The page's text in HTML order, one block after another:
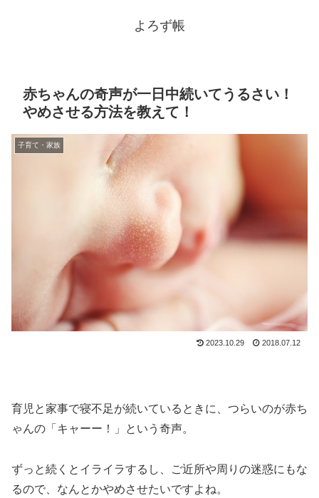
よろず帳
赤ちゃんの奇声が一日中続いてうるさい！
やめさせる方法を教えて！
子育て・家族
2023.10.29 2018.07.12
育児と家事で寝不足が続いているときに、つらいのが赤ち
ゃんの「キャーー！」という奇声。
ずっと続くとイライラするし、ご近所や周りの迷惑にもな
るので、なんとかやめさせたいですよね。